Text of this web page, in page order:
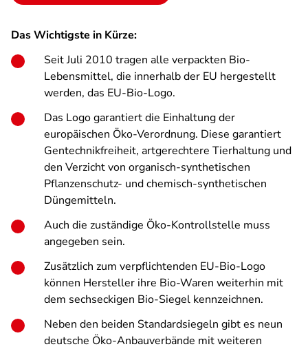
Das Wichtigste in Kürze:
Seit Juli 2010 tragen alle verpackten Bio-
Lebensmittel, die innerhalb der EU hergestellt
werden, das EU-Bio-Logo.
Das Logo garantiert die Einhaltung der
europäischen Öko-Verordnung. Diese garantiert
Gentechnikfreiheit, artgerechtere Tierhaltung und
den Verzicht von organisch-synthetischen
Pflanzenschutz- und chemisch-synthetischen
Düngemitteln.
Auch die zuständige Öko-Kontrollstelle muss
angegeben sein.
Zusätzlich zum verpflichtenden EU-Bio-Logo
können Hersteller ihre Bio-Waren weiterhin mit
dem sechseckigen Bio-Siegel kennzeichnen.
Neben den beiden Standardsiegeln gibt es neun
deutsche Öko-Anbauverbände mit weiteren